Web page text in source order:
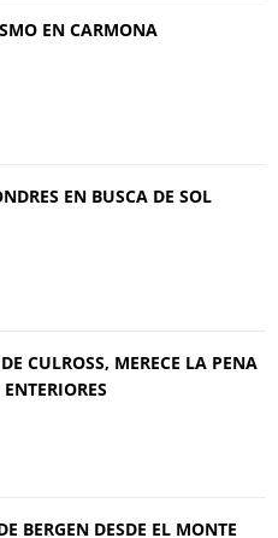
EN CARMONA
EN BUSCA DE SOL
CULROSS, MERECE LA PENA
BERGEN DESDE EL MONTE